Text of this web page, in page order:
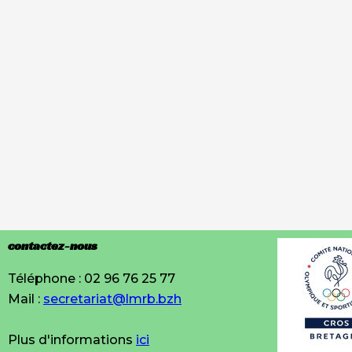
contactez-nous
Téléphone : 02 96 76 25 77
Mail : secretariat@lmrb.bzh
Plus d'informations ici